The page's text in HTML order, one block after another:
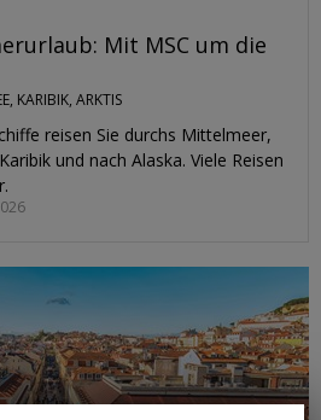
Mit MSC um die
KARIBIK, ARKTIS
reisen Sie durchs Mittelmeer,
und nach Alaska. Viele Reisen